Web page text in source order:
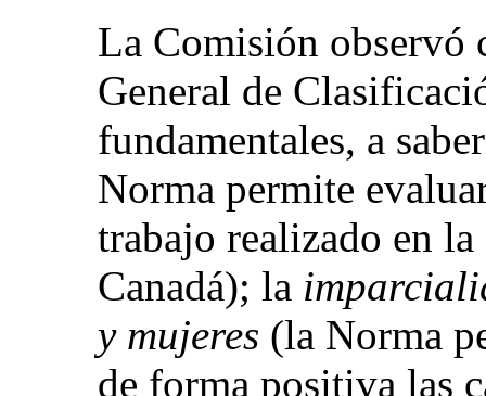
La Comisión observó
General de
fundamentales, a
Norma permite
trabajo realizado en
Canadá); la
y mujeres (la Norma
de forma positiva las